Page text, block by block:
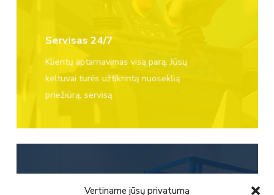
Vertiname jūsų privatumą
Servisas 24/7
Klientų aptarnavimas visą parą. Jūsų
keltuvai turės užtikrintą nuoseklią
priežiūrą, servisą